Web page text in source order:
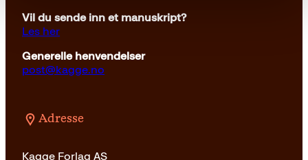
Vil du sende inn et manuskript?
Les her
Generelle henvendelser
post@kagge.no
Adresse
Kagge Forlag AS